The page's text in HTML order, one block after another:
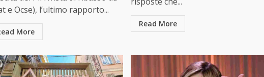
e Ocse), l’ultimo rapporto...
More
Read More